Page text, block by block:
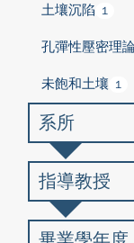
土壤沉陷 1
孔彈性壓密理
未飽和土壤 1
系所
指導教授